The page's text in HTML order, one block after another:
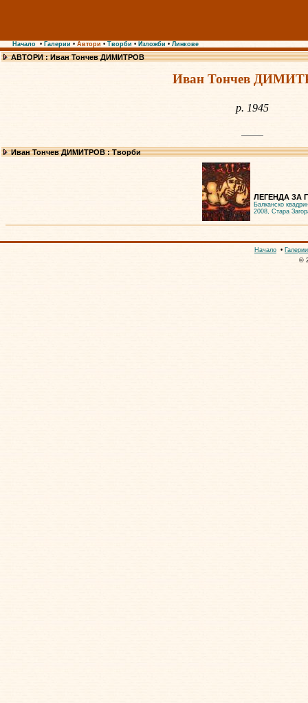
Начало • Галерии • Автори • Творби • Изложби • Линкове
АВТОРИ : Иван Тончев ДИМИТРОВ
Иван Тончев
р. 1945
Иван Тончев ДИМИТРОВ : Творби
ЛЕГЕНДА ЗА
Балканско
2008, Стара
Начало • Галерии
©